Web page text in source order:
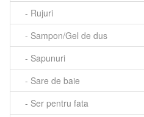
- Rujuri
- Sampon/Gel de dus
- Sapunuri
- Sare de baie
- Ser pentru fata